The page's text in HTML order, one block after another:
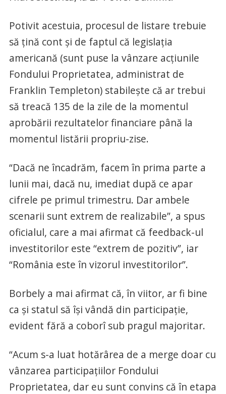
Potivit acestuia, procesul de listare trebuie
să țină cont și de faptul că legislația
americană (sunt puse la vânzare acțiunile
Fondului Proprietatea, administrat de
Franklin Templeton) stabilește că ar trebui
să treacă 135 de la zile de la momentul
aprobării rezultatelor financiare până la
momentul listării propriu-zise.
“Dacă ne încadrăm, facem în prima parte a
lunii mai, dacă nu, imediat după ce apar
cifrele pe primul trimestru. Dar ambele
scenarii sunt extrem de realizabile”, a spus
oficialul, care a mai afirmat că feedback-ul
investitorilor este “extrem de pozitiv”, iar
“România este în vizorul investitorilor”.
Borbely a mai afirmat că, în viitor, ar fi bine
ca și statul să își vândă din participație,
evident fără a coborî sub pragul majoritar.
“Acum s-a luat hotărârea de a merge doar cu
vânzarea participaţiilor Fondului
Proprietatea, dar eu sunt convins că în etapa